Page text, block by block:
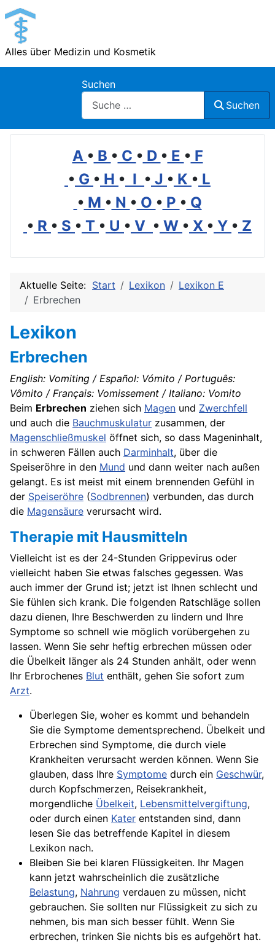
Alles über Medizin und Kosmetik
Suchen
Suchen
A • B • C • D • E • F
• G • H • I • J • K • L
• M • N • O • P • Q
• R • S • T • U • V • W • X • Y • Z
Aktuelle Seite: Start Lexikon
Lexikon E
Erbrechen
Lexikon
Erbrechen
English: Vomiting / Español: Vómito / Português:
Vômito / Français: Vomissement / Italiano: Vomito
Beim Erbrechen ziehen sich Magen und Zwerchfell
und auch die Bauchmuskulatur zusammen, der
Magenschließmuskel öffnet sich, so dass Mageninhalt,
in schweren Fällen auch Darminhalt, über die
Speiseröhre in den Mund und dann weiter nach außen
gelangt. Es ist meist mit einem brennenden Gefühl in
der Speiseröhre (Sodbrennen) verbunden, das durch
die Magensäure verursacht wird.
Therapie mit Hausmitteln
Vielleicht ist es der 24-Stunden Grippevirus oder
vielleicht haben Sie etwas falsches gegessen. Was
auch immer der Grund ist; jetzt ist Ihnen schlecht und
Sie fühlen sich krank. Die folgenden Ratschläge sollen
dazu dienen, Ihre Beschwerden zu lindern und Ihre
Symptome so schnell wie möglich vorübergehen zu
lassen. Wenn Sie sehr heftig erbrechen müssen oder
die Übelkeit länger als 24 Stunden anhält, oder wenn
Ihr Erbrochenes Blut enthält, gehen Sie sofort zum
Arzt.
Überlegen Sie, woher es kommt und behandeln
Sie die Symptome dementsprechend. Übelkeit und
Erbrechen sind Symptome, die durch viele
Krankheiten verursacht werden können. Wenn Sie
glauben, dass Ihre Symptome durch ein Geschwür,
durch Kopfschmerzen, Reisekrankheit,
morgendliche Übelkeit, Lebensmittelvergiftung,
oder durch einen Kater entstanden sind, dann
lesen Sie das betreffende Kapitel in diesem
Lexikon nach.
Bleiben Sie bei klaren Flüssigkeiten. Ihr Magen
kann jetzt wahrscheinlich die zusätzliche
Belastung, Nahrung verdauen zu müssen, nicht
gebrauchen. Sie sollten nur Flüssigkeit zu sich zu
nehmen, bis man sich besser fühlt. Wenn Sie
erbrechen, trinken Sie nichts bis es aufgehört hat.